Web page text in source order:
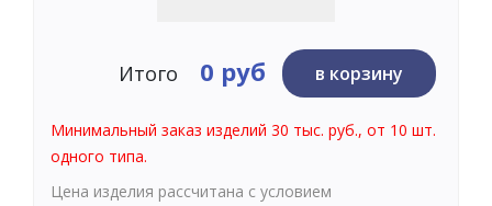
Итого 0 руб в корзину
Минимальный заказ изделий 30 тыс. руб., от 10 шт.
одного типа.
Цена изделия рассчитана с условием